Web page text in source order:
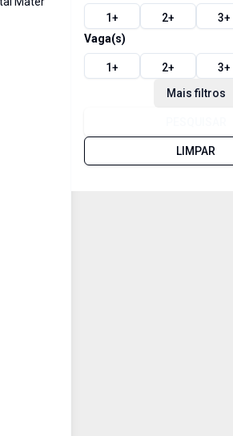
1+ 2+ 3+
Vaga(s)
1+ 2+ 3+
Mais filtros
LIMPAR